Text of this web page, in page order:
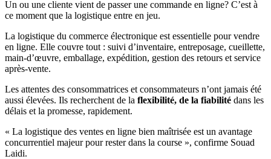
Un ou une cliente vient de passer une commande en ligne? C’est à
ce moment que la logistique entre en jeu.
La logistique du commerce électronique est essentielle pour vendre
en ligne. Elle couvre tout : suivi d’inventaire, entreposage, cueillette,
main-d’œuvre, emballage, expédition, gestion des retours et service
après-vente.
Les attentes des consommatrices et consommateurs n’ont jamais été
aussi élevées. Ils recherchent de la flexibilité, de la fiabilité dans les
délais et la promesse, rapidement.
« La logistique des ventes en ligne bien maîtrisée est un avantage
concurrentiel majeur pour rester dans la course », confirme Souad
Laidi.